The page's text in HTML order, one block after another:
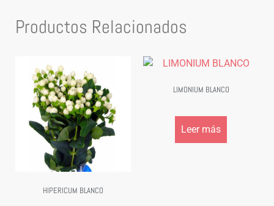
Productos Relacionados
HIPERICUM BLANCO
LIMONIUM BLANCO
Leer más